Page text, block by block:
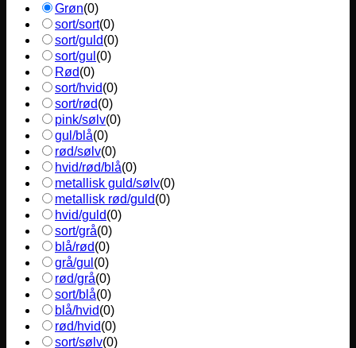
Grøn(0)
sort/sort(0)
sort/guld(0)
sort/gul (0)
Rød(0)
sort/hvid(0)
sort/rød(0)
pink/sølv(0)
gul/blå(0)
rød/sølv(0)
hvid/rød/blå(0)
metallisk guld/sølv(0)
metallisk rød/guld(0)
hvid/guld(0)
sort/grå(0)
blå/rød(0)
grå/gul (0)
rød/grå(0)
sort/blå(0)
blå/hvid(0)
rød/hvid(0)
sort/sølv(0)